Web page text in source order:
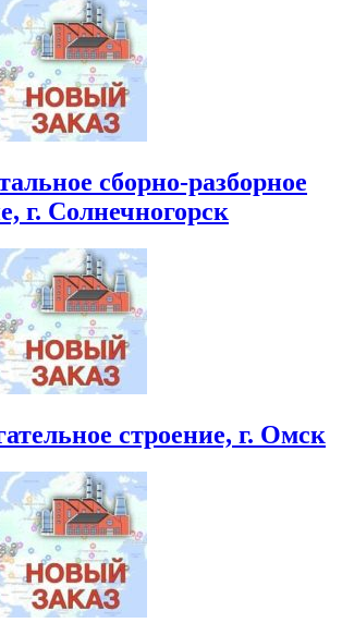
сборно-разборное
г. Солнечногорск
строение, г. Омск